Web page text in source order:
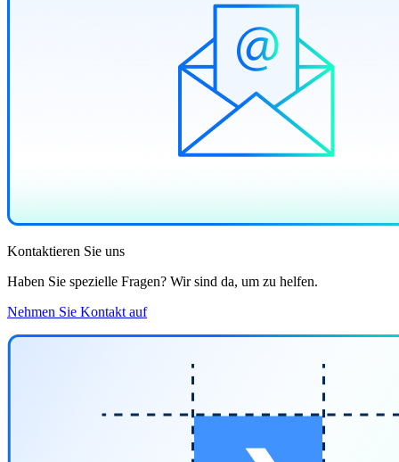
Kontaktieren Sie uns
Haben Sie spezielle Fragen? Wir sind da, um zu helfen.
Nehmen Sie Kontakt auf